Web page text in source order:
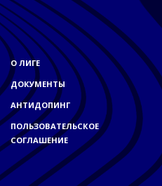
О ЛИГЕ
ДОКУМЕНТЫ
АНТИДОПИНГ
ПОЛЬЗОВАТЕЛЬСКОЕ
СОГЛАШЕНИЕ